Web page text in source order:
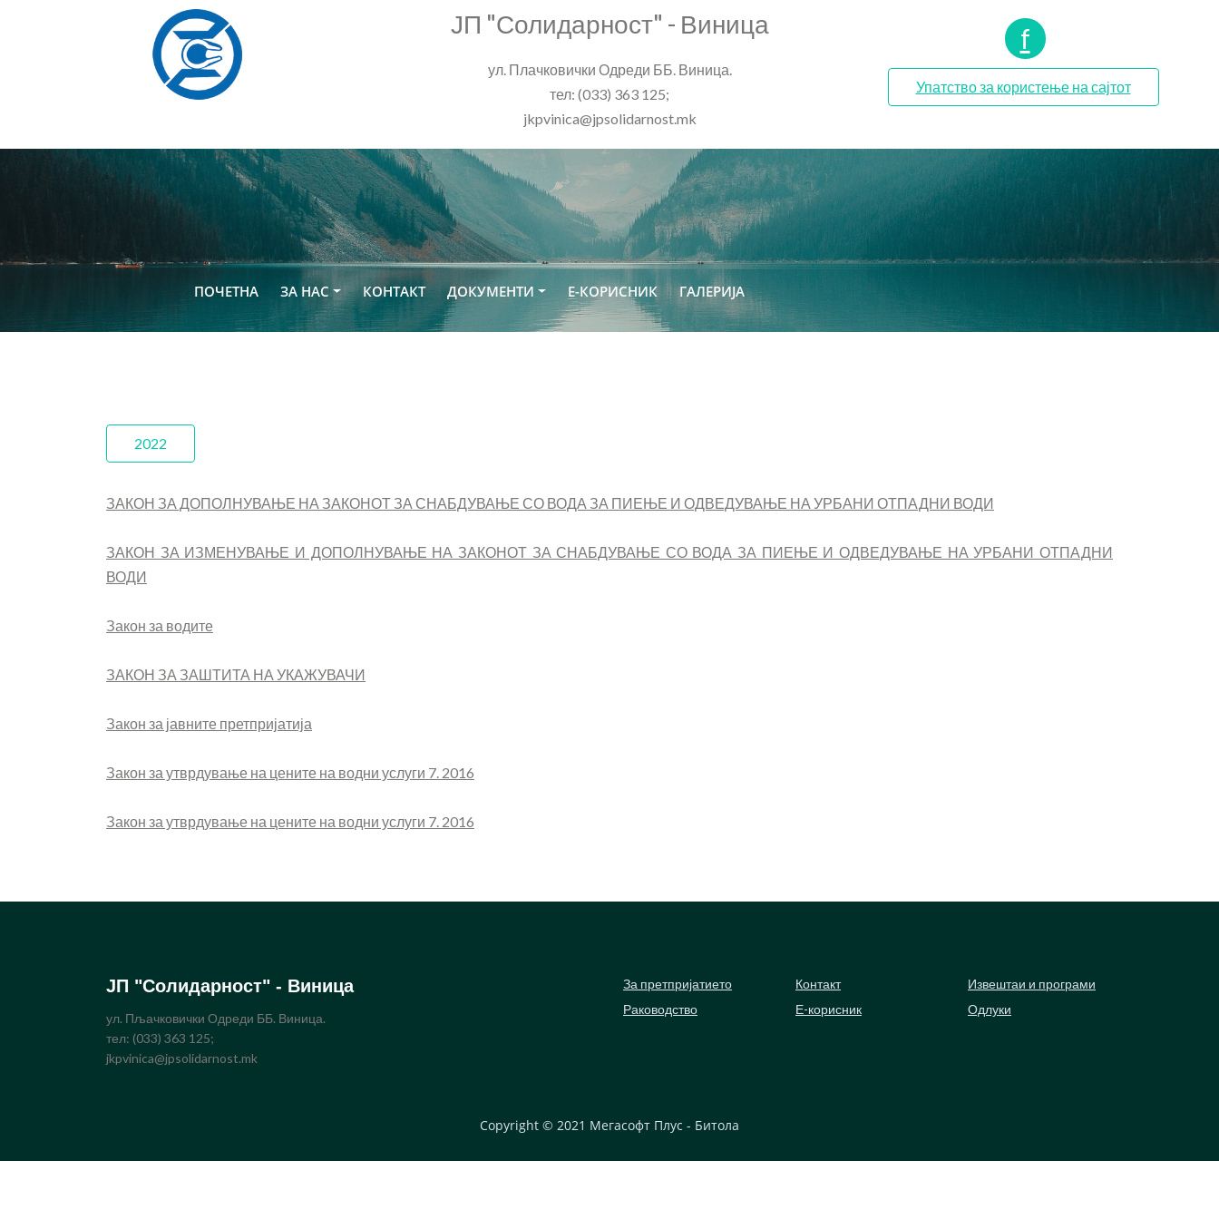
ЈП "Солидарност" - Виница
ул. Плачковички Одреди ББ. Виница.
тел: (033) 363 125;
jkpvinica@jpsolidarnost.mk
f
Упатство за користење на сајтот
ПОЧЕТНА (current)
ЗА НАС КОНТАКТ ДОКУМЕНТИ Е-КОРИСНИК ГАЛЕРИЈА
2022
ЗАКОН ЗА ДОПОЛНУВАЊЕ НА ЗАКОНОТ ЗА СНАБДУВАЊЕ СО ВОДА ЗА ПИЕЊЕ И ОДВЕДУВАЊЕ НА УРБАНИ ОТПАДНИ ВОДИ
ЗАКОН ЗА ИЗМЕНУВАЊЕ И ДОПОЛНУВАЊЕ НА ЗАКОНОТ ЗА СНАБДУВАЊЕ СО ВОДА ЗА ПИЕЊЕ И ОДВЕДУВАЊЕ НА УРБАНИ ОТПАДНИ
ВОДИ
Закон за водите
ЗАКОН ЗА ЗАШТИТА НА УКАЖУВАЧИ
Закон за јавните претпријатија
Закон за утврдување на цените на водни услуги 7. 2016
Закон за утврдување на цените на водни услуги 7. 2016
ЈП "Солидарност" - Виница
ул. Пљачковички Одреди ББ. Виница.
тел: (033) 363 125;
jkpvinica@jpsolidarnost.mk
За претпријатието
Раководство
Контакт
Е-корисник
Извештаи и програми
Одлуки
Copyright © 2021 Мегасофт Плус - Битола